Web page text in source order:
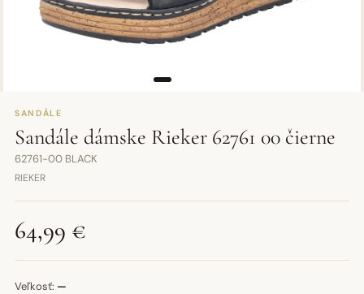
SANDÁLE
Sandále dámske Rieker 62761 00 čierne
62761-00 BLACK
RIEKER
64,99 €
Veľkosť: —